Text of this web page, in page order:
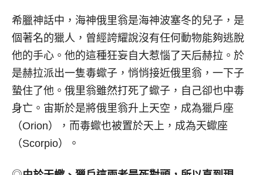
希臘神話中，海神俄里翁是海神波塞冬的兒子，是
個著名的獵人，曾經誇耀說沒有任何動物能夠逃脫
他的手心。他的這種狂妄自大惹惱了天后赫拉。於
是赫拉派出一隻毒蠍子，悄悄接近俄里翁，一下子
蟄住了他。俄里翁雖然打死了蠍子，自己卻也中毒
身亡。宙斯於是將俄里翁升上天空，成為獵戶座
（Orion），而毒蠍也被置於天上，成為天蠍座
（Scorpio）。